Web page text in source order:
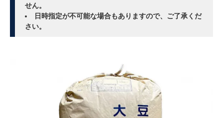
せん。
日時指定が不可能な場合もありますので、ご了承くだ
さい。